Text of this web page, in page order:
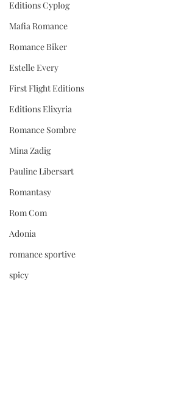
Editions Cyplog
Mafia Romance
Romance Biker
Estelle Every
First Flight Editions
Editions Elixyria
Romance Sombre
Mina Zadig
Pauline Libersart
Romantasy
Rom Com
Adonia
romance sportive
spicy